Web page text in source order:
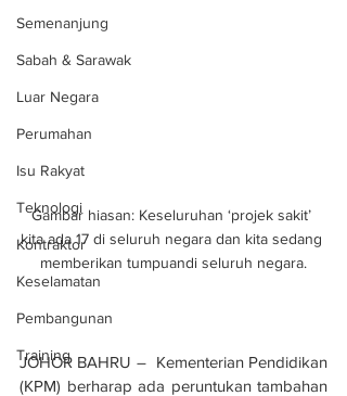
Semenanjung
Sabah & Sarawak
Luar Negara
Perumahan
Isu Rakyat
Teknologi
Kontraktor
Keselamatan
Pembangunan
Training
Gambar hiasan: Keseluruhan ‘projek sakit’
kita ada 17 di seluruh negara dan kita sedang
memberikan tumpuandi seluruh negara.
JOHOR BAHRU –  Kementerian Pendidikan
(KPM) berharap ada peruntukan tambahan